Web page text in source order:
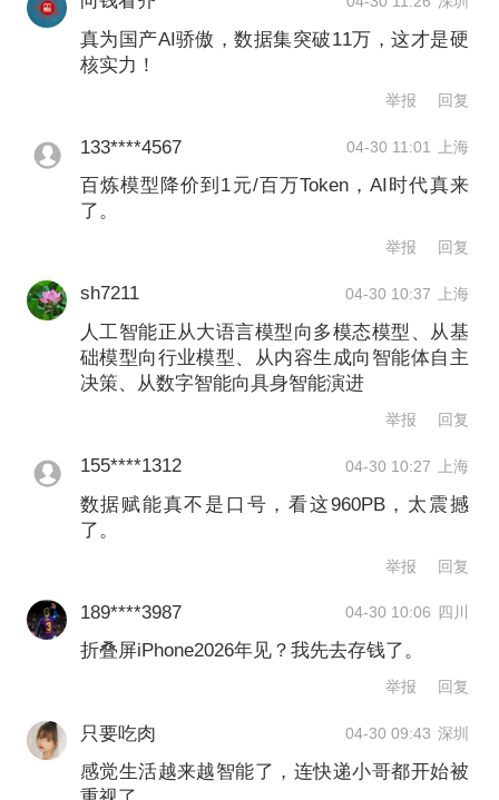
大语言模型向多模态模型、从基础模型
向行业模型、从内容生成向智能体自主
决策、从数字智能向具身智能演进，对
数据集的供给规模、质量和形态提出了
更高要求。国家数据局局长刘烈宏表
示，打造一批集“数据集生产加工和流通
利用、支撑模型训练应用”于一体的数据
赋能工场，和一批“数据×智能体”示范工
程，加速推动人工智能应用落地。据了
解，本次上线试运行的“国家数据集管理
服务平台”，将提供覆盖数据集全生命周
期的公共服务，进一步促进高质量数据
集有效供给，持续繁荣产业生态。截至
发布当日，平台已认证各类供需主体200
►►据央视新闻，29日，水利部举行新
闻发布会。相关负责人介绍，“十四五”期
间，水利部遴选发布成熟适用水利科技
成果502项，科技攻关取得重大突
真为国产AI骄傲，数据集突破11万，这才是硬
核实力！
举报 回复
133****4567 04-30 11:01 上海
百炼模型降价到1元/百万Token，AI时代真来
了。
举报 回复
sh7211 04-30 10:37 上海
人工智能正从大语言模型向多模态模型、从基
础模型向行业模型、从内容生成向智能体自主
决策、从数字智能向具身智能演进
举报 回复
155****1312 04-30 10:27 上海
数据赋能真不是口号，看这960PB，太震撼
了。
举报 回复
189****3987 04-30 10:06 四川
折叠屏iPhone2026年见？我先去存钱了。
举报 回复
只要吃肉 04-30 09:43 深圳
感觉生活越来越智能了，连快递小哥都开始被